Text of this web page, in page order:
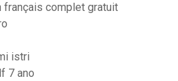
français complet gratuit
istri
7 ano